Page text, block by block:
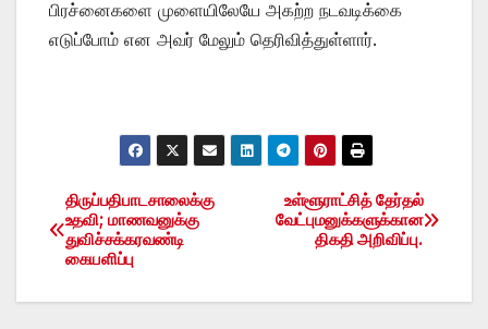
பிரச்னைகளை முளையிலேயே அகற்ற நடவடிக்கை
எடுப்போம் என அவர் மேலும் தெரிவித்துள்ளார்.
Post
navigation
உள்ளூராட்சித் தேர்தல்
வேட்புமனுக்களுக்கான
திகதி அறிவிப்பு.
திருப்பதிபாடசாலைக்கு
உதவி; மாணவனுக்கு
துவிச்சக்கரவண்டி
கையளிப்பு